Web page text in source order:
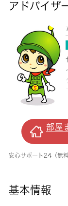
アドバイザ
部屋
安心サポート24（無
基本情報